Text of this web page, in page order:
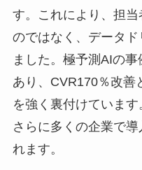
す。これにより、担
のではなく、データ
ました。極予測AIの
あり、CVR170％改善
を強く裏付けていま
さらに多くの企業で
れます。